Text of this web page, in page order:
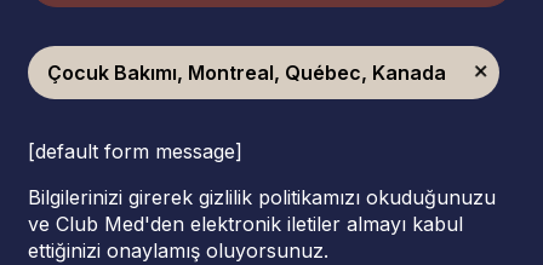
Çocuk Bakımı, Montreal, Québec, Kanada
[default form message]
Bilgilerinizi girerek gizlilik politikamızı okuduğunuzu
ve Club Med'den elektronik iletiler almayı kabul
ettiğinizi onaylamış oluyorsunuz.